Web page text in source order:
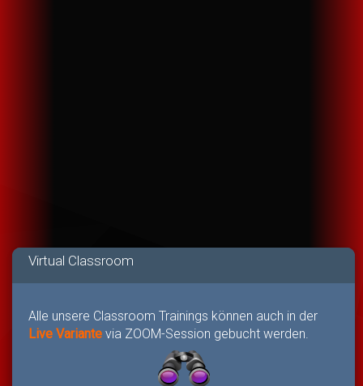
Virtual Classroom
Alle unsere Classroom Trainings können auch in der
Live Variante via ZOOM-Session gebucht werden.